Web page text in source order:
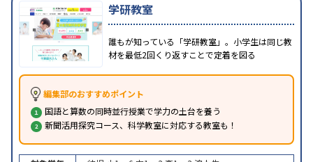
学研教室
誰もが知っている「学研教室」。小学生は同じ教
材を最低2回くり返すことで定着を図る
編集部のおすすめポイント
国語と算数の同時並行授業で学力の土台を養う
新聞活用探究コース、科学教室に対応する教室も！